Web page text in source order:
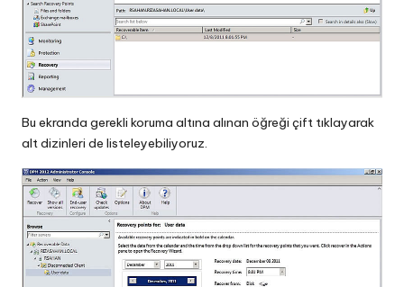
Bu ekranda gerekli koruma altına alınan öğreği çift tıklayarak
alt dizinleri de listeleyebiliyoruz.